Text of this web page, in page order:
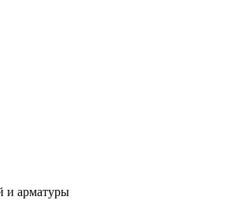
и арматуры